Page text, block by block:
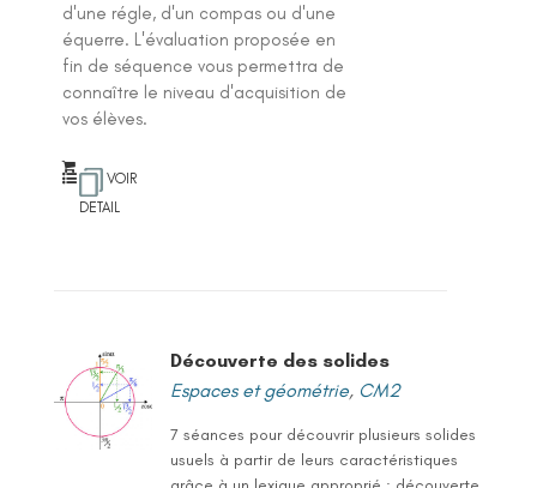
d'une régle, d'un compas ou d'une
équerre. L'évaluation proposée en
fin de séquence vous permettra de
connaître le niveau d'acquisition de
vos élèves.
VOIR
DETAIL
Découverte des solides
Espaces et géométrie, CM2
7 séances pour découvrir plusieurs solides
usuels à partir de leurs caractéristiques